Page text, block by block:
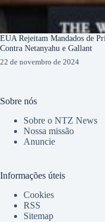
EUA Rejeitam Mandados de
Contra Netanyahu e Gallant
22 de novembro de 2024
Sobre nós
Sobre o NTZ News
Nossa missão
Anuncie
Informações úteis
Cookies
RSS
Sitemap